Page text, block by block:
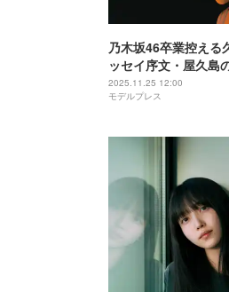
乃木坂46卒業控える
ッセイ序文・屋久島
【LOST LETTER】
2025.11.25 12:00
モデルプレス